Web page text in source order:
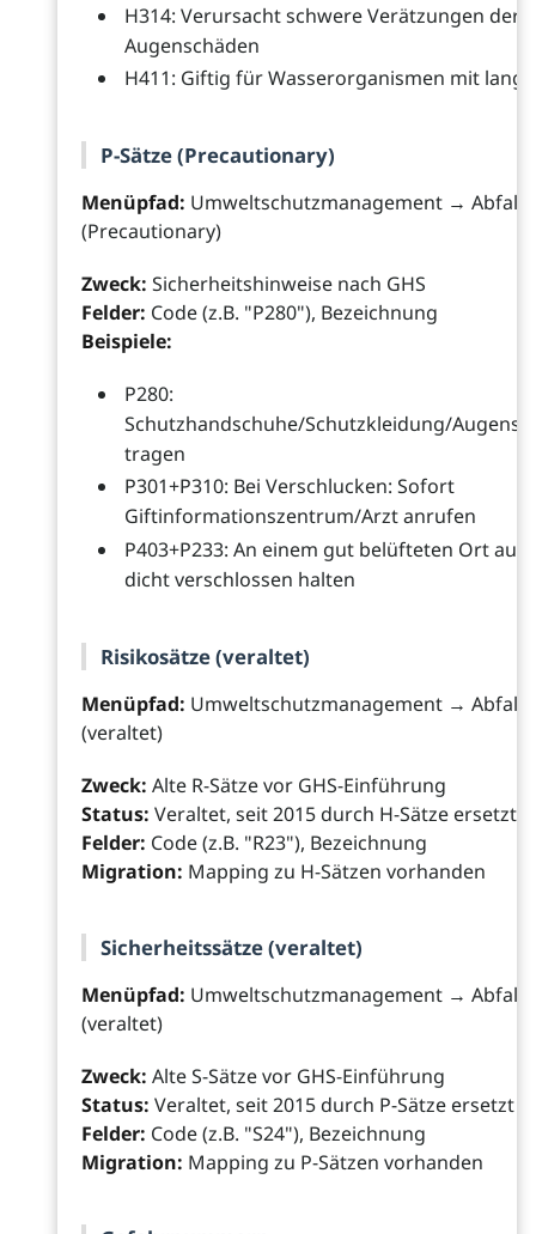
H314: Verursacht schwere Verätzungen der
Augenschäden
H411: Giftig für Wasserorganismen mit
P-Sätze (Precautionary)
Menüpfad: Umweltschutzmanagement → Abfall
(Precautionary)
Zweck: Sicherheitshinweise nach GHS
Felder: Code (z.B. "P280"), Bezeichnung
Beispiele:
P280:
Schutzhandschuhe/Schutzkleidung/
tragen
P301+P310: Bei Verschlucken: Sofort
Giftinformationszentrum/Arzt anrufen
P403+P233: An einem gut belüfteten Ort
dicht verschlossen halten
Risikosätze (veraltet)
Menüpfad: Umweltschutzmanagement → Abfall
(veraltet)
Zweck: Alte R-Sätze vor GHS-Einführung
Status: Veraltet, seit 2015 durch H-Sätze ersetzt
Felder: Code (z.B. "R23"), Bezeichnung
Migration: Mapping zu H-Sätzen vorhanden
Sicherheitssätze (veraltet)
Menüpfad: Umweltschutzmanagement → Abfall
(veraltet)
Zweck: Alte S-Sätze vor GHS-Einführung
Status: Veraltet, seit 2015 durch P-Sätze ersetzt
Felder: Code (z.B. "S24"), Bezeichnung
Migration: Mapping zu P-Sätzen vorhanden